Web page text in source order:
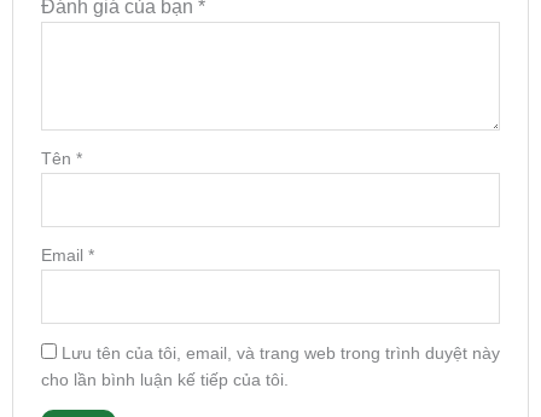
Đánh giá của bạn *
Tên *
Email *
Lưu tên của tôi, email, và trang web trong trình duyệt này
cho lần bình luận kế tiếp của tôi.